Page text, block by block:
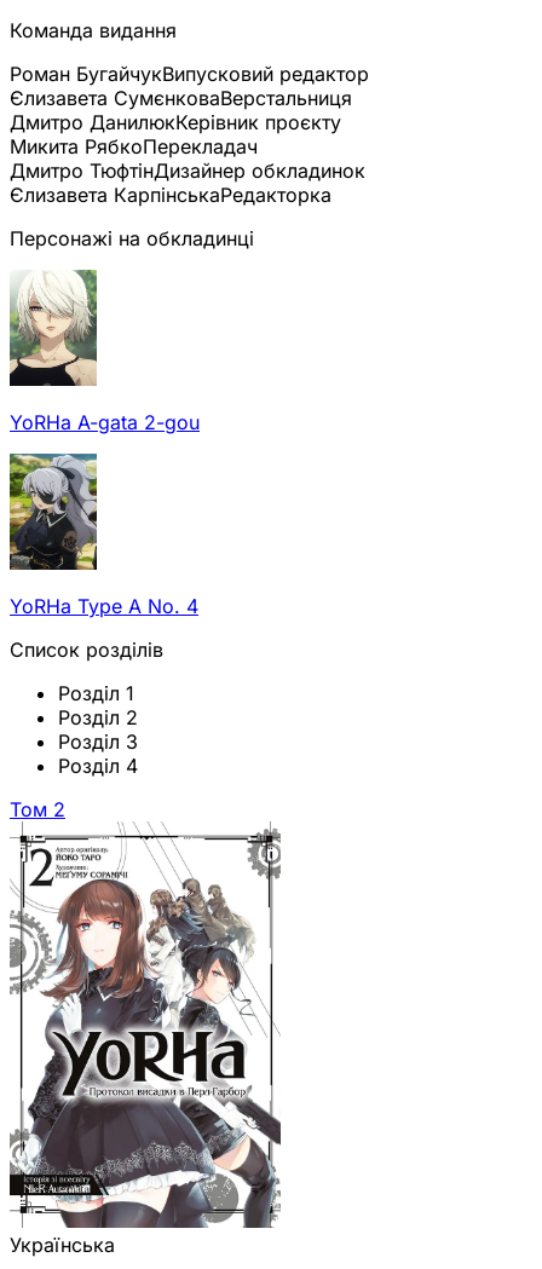
Команда видання
Роман БугайчукВипусковий редактор
Єлизавета СумєнковаВерстальниця
Дмитро ДанилюкКерівник проєкту
Микита РябкоПерекладач
Дмитро ТюфтінДизайнер обкладинок
Єлизавета КарпінськаРедакторка
Персонажі на обкладинці
YoRHa A-gata 2-gou
YoRHa Type A No. 4
Список розділів
Розділ 1
Розділ 2
Розділ 3
Розділ 4
Том 2
Українська